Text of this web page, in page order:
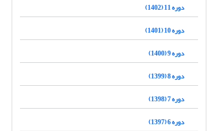
دوره 11 (1402)
دوره 10 (1401)
دوره 9 (1400)
دوره 8 (1399)
دوره 7 (1398)
دوره 6 (1397)